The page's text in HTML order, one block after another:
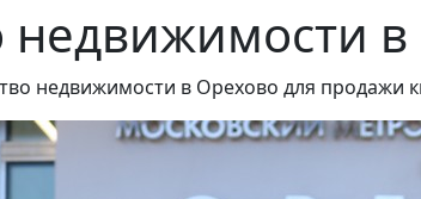
недвижимости
недвижимости в Орехово для продажи